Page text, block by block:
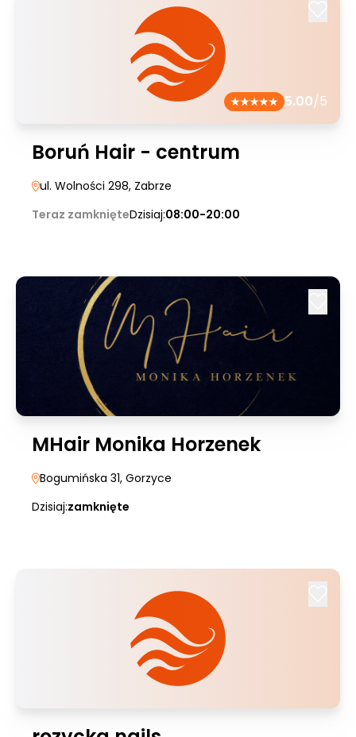
5.00/5
Boruń Hair - centrum
ul. Wolności 298, Zabrze
Teraz zamknięteDzisiaj:08:00-20:00
MHair Monika Horzenek
Bogumińska 31, Gorzyce
Dzisiaj:zamknięte